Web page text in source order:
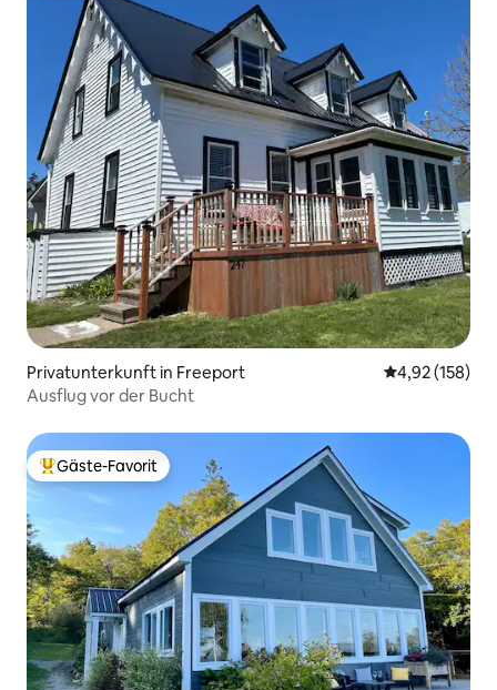
Privatunterkunft in Freeport
4,92 (158)
Ausflug vor der Bucht
Beliebter Gäste-Favorit.
Gäste-Favorit